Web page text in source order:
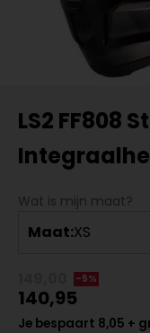
LS2 FF808
Wat is mijn maat?
Maat:XS
-5%
140,95
Je bespaart 8,05 +